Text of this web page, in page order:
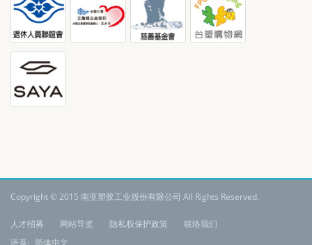
Copyright © 2015 南亚塑胶工业股份有限公司 All Rights Reserved.
人才招募 网站导览 隐私权保护政策
联络我们
语系: 简体中文